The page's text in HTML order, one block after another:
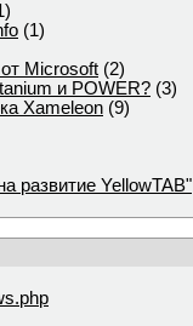
(1)
Microsoft (2)
и POWER? (3)
Xameleon (9)
развитие YellowTAB"